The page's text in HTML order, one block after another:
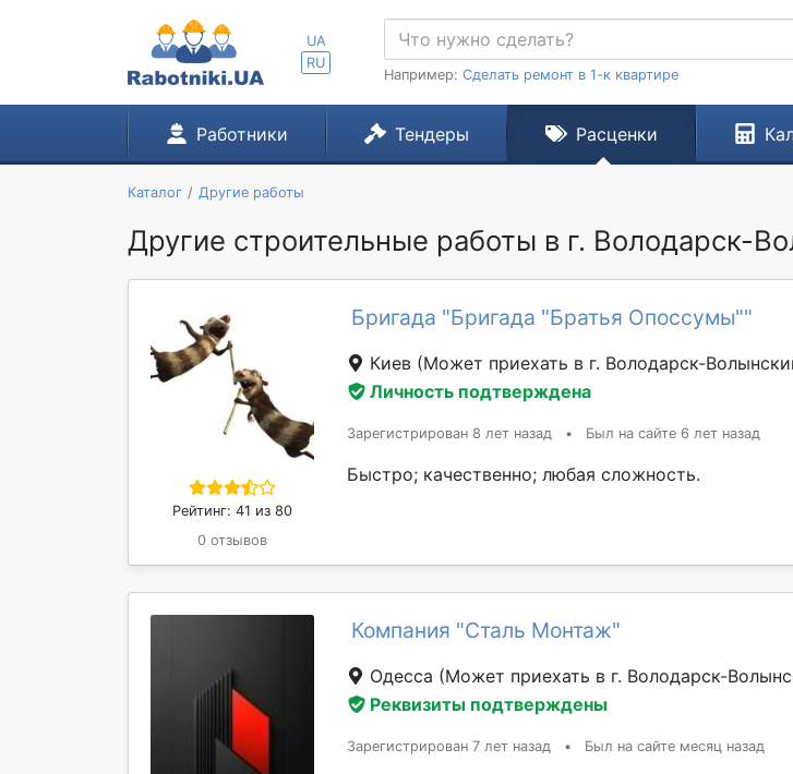
UA
RU
Например: Сделать ремонт в 1-к квартире
Работники Тендеры Расценки
Каталог Другие работы
Другие строительные работы в г. Володарск-
Рейтинг: 41 из 80
0 отзывов
Бригада "Бригада "Братья Опоссумы""
Киев (Может приехать в г. Володарск-
Личность подтверждена
Зарегистрирован 8 лет назад • Был на сайте 6 лет назад
Быстро; качественно; любая сложность.
Компания "Сталь Монтаж"
Одесса (Может приехать в г. Володарск-
Реквизиты подтверждены
Зарегистрирован 7 лет назад • Был на сайте месяц назад